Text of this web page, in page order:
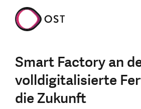
Smart Factory an
volldigitalisierte
die Zukunft